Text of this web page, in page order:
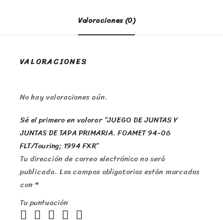
Valoraciones (0)
VALORACIONES
No hay valoraciones aún.
Sé el primero en valorar “JUEGO DE JUNTAS Y
JUNTAS DE TAPA PRIMARIA. FOAMET 94-06
FLT/Touring; 1994 FXR”
Tu dirección de correo electrónico no será
publicada. Los campos obligatorios están marcados
con *
Tu puntuación